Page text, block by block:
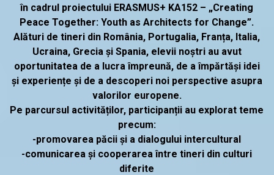
în cadrul proiectului ERASMUS+ KA152 – „Creating
Peace Together: Youth as Architects for Change”.
Alături de tineri din România, Portugalia, Franța, Italia,
Ucraina, Grecia și Spania, elevii noștri au avut
oportunitatea de a lucra împreună, de a împărtăși idei
și experiențe și de a descoperi noi perspective asupra
valorilor europene.
Pe parcursul activităților, participanții au explorat teme
precum:
-promovarea păcii și a dialogului intercultural
-comunicarea și cooperarea între tineri din culturi
diferite